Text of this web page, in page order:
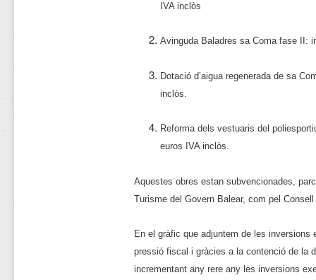
IVA inclòs
Avinguda Baladres sa Coma fase II:
Dotació d’aigua regenerada de sa
inclòs.
Reforma dels vestuaris del
euros IVA inclòs.
Aquestes obres estan subvencionades,
Turisme del Govern Balear, com pel
En el gràfic que adjuntem de les inversions
pressió fiscal i gràcies a la contenció de la
incrementant any rere any les inversions